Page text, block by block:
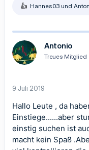
R
k
t
i
o
n
:
Hannes03 und
Antonio
Treues Mitglied
9 Juli 2019
Hallo Leute , da
Einstiege......aber
einstig suchen ist
macht kein Spaß